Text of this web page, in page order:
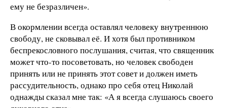
ему не безразличен».
В окормлении всегда оставлял человеку внутреннюю
свободу, не сковывал её. И хотя был противником
беспрекословного послушания, считая, что священник
может что-то посоветовать, но человек свободен
принять или не принять этот совет и должен иметь
рассудительность, однако про себя отец Николай
однажды сказал мне так: «А я всегда слушаюсь своего